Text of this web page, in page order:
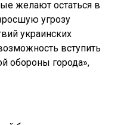
желают остаться в
угрозу
украинских
вступить
обороны города»,